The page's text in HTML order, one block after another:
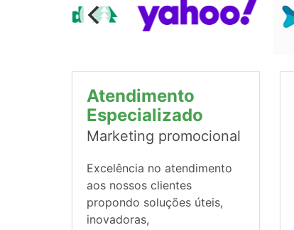
Atendimento
Especializado
Marketing promocional
Excelência no atendimento
aos nossos clientes
propondo soluções úteis,
inovadoras,